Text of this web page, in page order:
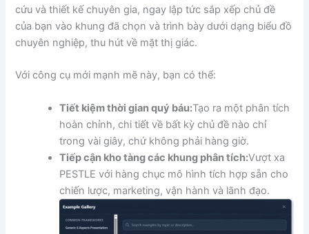
cứu và thiết kế chuyên gia, ngay lập tức sắp xếp chủ đề
của bạn vào khung đã chọn và trình bày dưới dạng biểu đồ
chuyên nghiệp, thu hút về mặt thị giác.
Với công cụ mới mạnh mẽ này, bạn có thể:
Tiết kiệm thời gian quý báu:Tạo ra một phân tích
hoàn chỉnh, chi tiết về bất kỳ chủ đề nào chỉ
trong vài giây, chứ không phải hàng giờ.
Tiếp cận kho tàng các khung phân tích:Vượt xa
PESTLE với hàng chục mô hình tích hợp sẵn cho
chiến lược, marketing, vận hành và lãnh đạo.